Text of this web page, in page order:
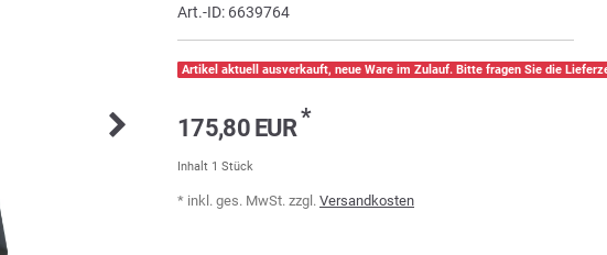
Art.-ID: 6639764
Artikel aktuell ausverkauft, neue Ware im Zulauf. Bitte fragen Sie die
175,80 EUR*
Inhalt 1 Stück
* inkl. ges. MwSt. zzgl. Versandkosten